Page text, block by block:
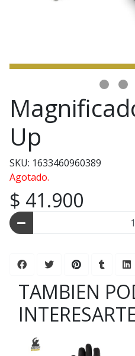
Up
SKU: 1633460960389
Agotado.
$ 41.900
TAMBIEN